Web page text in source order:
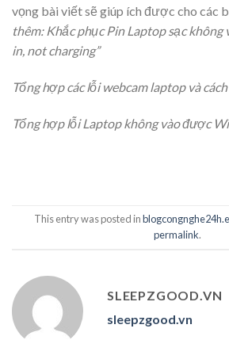
vọng bài viết sẽ giúp ích được cho các
thêm: Khắc phục Pin Laptop sạc không
in, not charging”
Tổng hợp các lỗi webcam laptop và
Tổng hợp lỗi Laptop không vào được
This entry was posted in
permalink.
SLEEPZGOOD.VN
sleepzgood.vn